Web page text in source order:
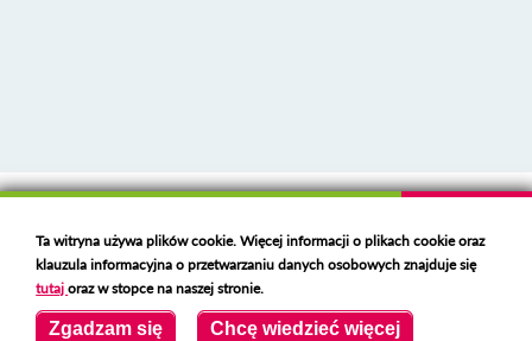
Deklaracja dostępności
Polski serwer RBLhttps://polspam.pl/
Copyright 2023 Urząd Miejski w Opolu Lubelskim
Created byVOBACOM Odnośnik otworzy się w nowym oknie
Ta witryna używa plików cookie. Więcej informacji o plikach cookie oraz
klauzula informacyjna o przetwarzaniu danych osobowych znajduje się
tutajoraz w stopce na naszej stronie.
Zgadzam się Chcę wiedzieć więcej